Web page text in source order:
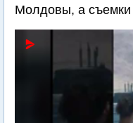
Молдовы, а съемки